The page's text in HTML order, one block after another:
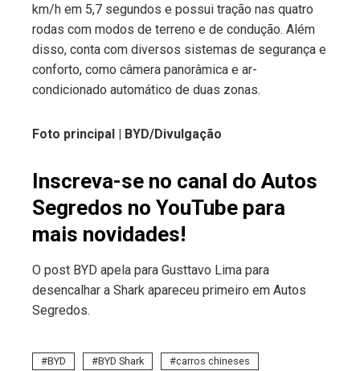
km/h em 5,7 segundos e possui tração nas quatro
rodas com modos de terreno e de condução. Além
disso, conta com diversos sistemas de segurança e
conforto, como câmera panorâmica e ar-
condicionado automático de duas zonas.
Foto principal | BYD/Divulgação
Inscreva-se no canal do Autos
Segredos no YouTube para
mais novidades!
O post BYD apela para Gusttavo Lima para
desencalhar a Shark apareceu primeiro em Autos
Segredos.
BYD BYD Shark carros chineses